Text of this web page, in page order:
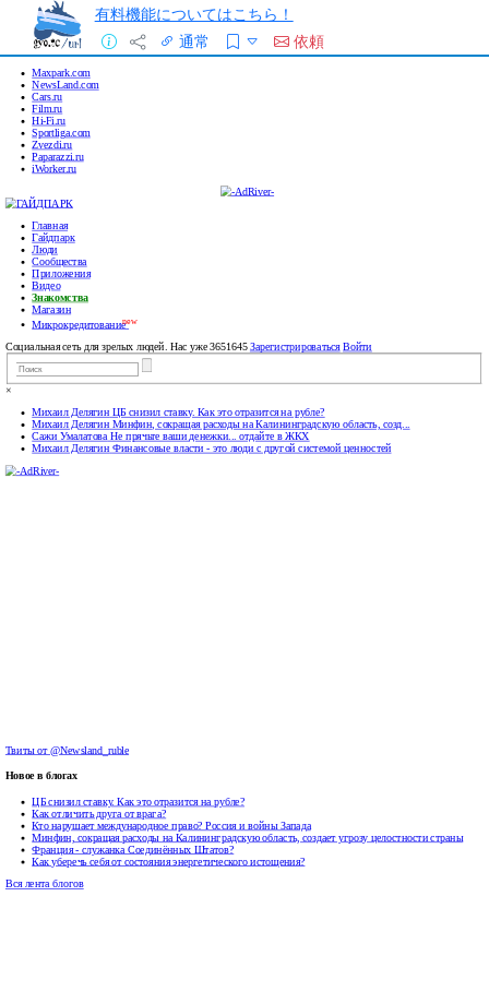
有料機能についてはこちら！
通常
依頼